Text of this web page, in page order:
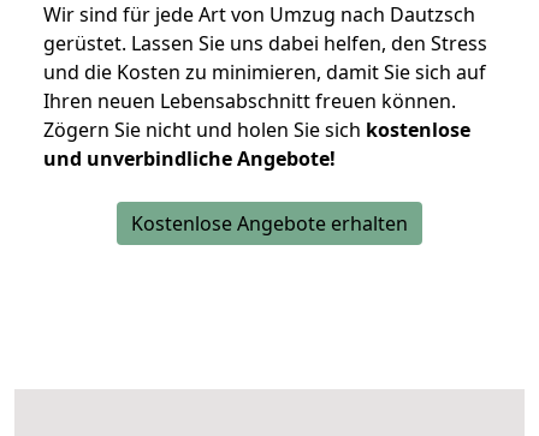
Wir sind für jede Art von Umzug nach Dautzsch
gerüstet. Lassen Sie uns dabei helfen, den Stress
und die Kosten zu minimieren, damit Sie sich auf
Ihren neuen Lebensabschnitt freuen können.
Zögern Sie nicht und holen Sie sich kostenlose
und unverbindliche Angebote!
Kostenlose Angebote erhalten